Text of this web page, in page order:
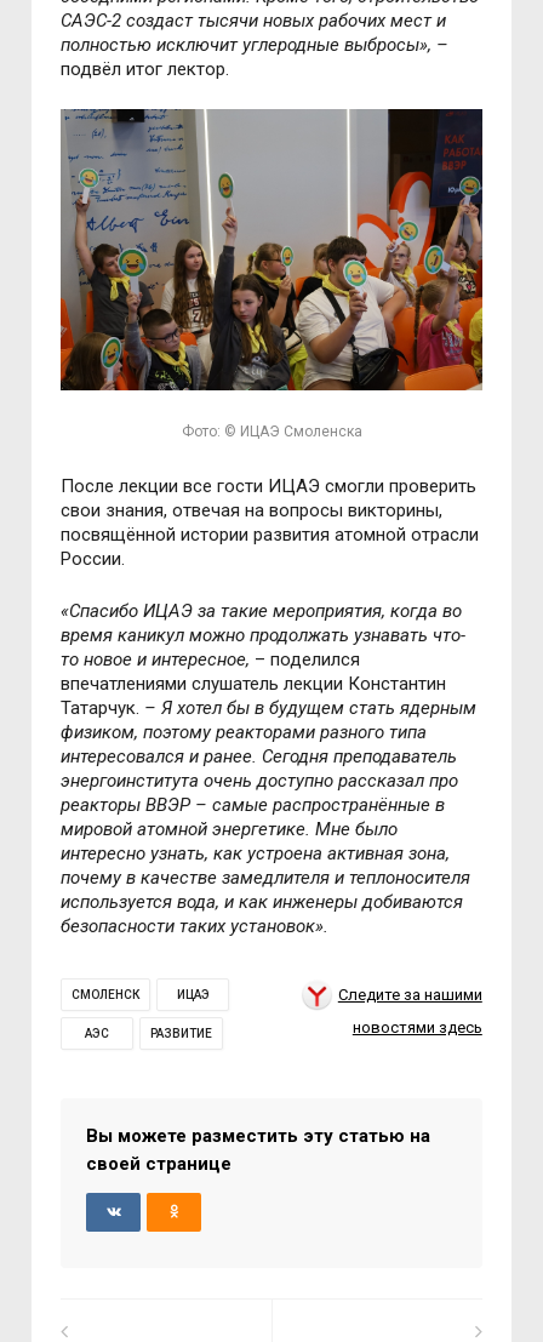
САЭС-2 создаст тысячи новых рабочих мест и
полностью исключит углеродные выбросы», –
подвёл итог лектор.
Фото: © ИЦАЭ Смоленска
После лекции все гости ИЦАЭ смогли проверить
свои знания, отвечая на вопросы викторины,
посвящённой истории развития атомной отрасли
России.
«Спасибо ИЦАЭ за такие мероприятия, когда во
время каникул можно продолжать узнавать что-
то новое и интересное, – поделился
впечатлениями слушатель лекции Константин
Татарчук. – Я хотел бы в будущем стать ядерным
физиком, поэтому реакторами разного типа
интересовался и ранее. Сегодня преподаватель
энергоинститута очень доступно рассказал про
реакторы ВВЭР – самые распространённые в
мировой атомной энергетике. Мне было
интересно узнать, как устроена активная зона,
почему в качестве замедлителя и теплоносителя
используется вода, и как инженеры добиваются
безопасности таких установок».
СМОЛЕНСК ИЦАЭ
АЭС РАЗВИТИЕ
Следите за нашими
новостями здесь
Вы можете разместить эту статью на
своей странице